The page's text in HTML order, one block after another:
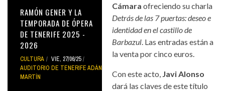
RAMÓN GENER Y LA
TEMPORADA DE ÓPERA
DE TENERIFE 2025 -
2026
CULTURA
VIE, 27/06/25
AUDITORIO DE TENERIFE ADÁN
MARTÍN
Cámara ofreciendo su charla
Detrás de las 7 puertas: deseo e
identidad en el castillo de
Barbazul . Las entradas están a
la venta por cinco euros.
Con este acto, Javi Alonso
dará las claves de este título